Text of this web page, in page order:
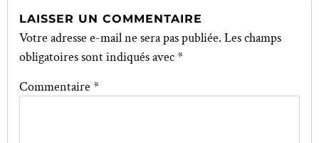
LAISSER UN COMMENTAIRE
Votre adresse e-mail ne sera pas publiée. Les champs
obligatoires sont indiqués avec*
Commentaire *